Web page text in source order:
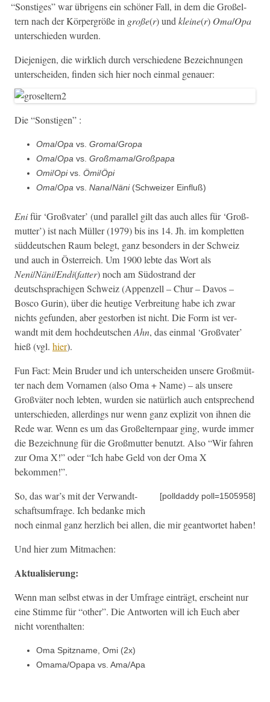
“Son­stiges” war übri­gens ein schön­er Fall, in dem die Großel­
tern nach der Kör­per­größe in große(r) undkleine(r) Oma/Opa
unter­schieden wurden.
Diejeni­gen, die wirk­lich durch ver­schiedene Beze­ich­nun­gen
unter­schei­den, find­en sich hier noch ein­mal genauer:
Die “Son­sti­gen” :
Oma/Opa vs. Gro­ma/Gropa
Oma/Opa vs. Groß­ma­ma/Groß­pa­pa
Omi/Opivs. Ömi/Öpi
Oma/Opa vs. Nana/Näni(Schweiz­er Einfluß)
Enifür ‘Groß­vater’ (und par­al­lel gilt das auch alles für ‘Groß­
mut­ter’) ist nach Müller (1979) bis ins 14. Jh. im kom­plet­ten
süd­deutschen Raum belegt, ganz beson­ders in der Schweiz
und auch in Öster­re­ich. Um 1900 lebte das Wort als
Neni/Näni/Endi(fat­ter) noch am Südos­trand der
deutschsprachi­gen Schweiz (Appen­zell – Chur – Davos –
Bosco Gurin), über die heutige Ver­bre­itung habe ich zwar
nichts gefun­den, aber gestor­ben ist nicht. Die Form ist ver­
wandt mit dem hochdeutschenAhn, das ein­mal ‘Groß­vater’
hieß (vgl. hier).
Fun Fact: Mein Brud­er und ich unter­schei­den unsere Großmüt­
ter nach dem Vor­na­men (also Oma + Name) – als unsere
Großväter noch lebten, wur­den sie natür­lich auch entsprechend
unter­schieden, allerd­ings nur wenn ganz expliz­it von ihnen die
Rede war. Wenn es um das Großel­tern­paar ging, wurde immer
die Beze­ich­nung für die Groß­mut­ter benutzt. Also “Wir fahren
zur Oma X!” oder “Ich habe Geld von der Oma X
bekommen!”.
[poll­dad­dy poll=1505958]
So, das war’s mit der Verwandt­
schafts­umfrage. Ich bedanke mich
noch ein­mal ganz her­zlich bei allen, die mir geant­wortet haben!
Und hier zum Mitmachen:
Aktu­al­isierung:
Wenn man selb­st etwas in der Umfrage ein­trägt, erscheint nur
eine Stimme für “oth­er”. Die Antworten will ich Euch aber
nicht vorenthalten:
Oma Spitz­name, Omi (2x)
Omama/Opapa vs. Ama/Apa